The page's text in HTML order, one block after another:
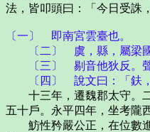
法，皆叩頭曰：「今日受誅
〔一〕 即南宮雲臺也。
〔二〕 虞，縣，屬梁國
〔三〕 剔音他狄反。聲
〔四〕 說文曰：「鈇，
十三年，遷魏郡太守。二
五十戶。永平四年，坐考隴
魴性矜嚴公正，在位數進